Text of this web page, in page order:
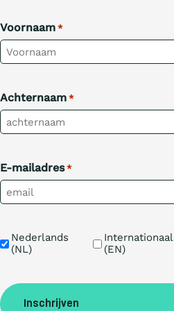
Voornaam *
Achternaam *
E-mailadres *
TaalNederlands
(NL)
Internationaal
(EN)
Inschrijven